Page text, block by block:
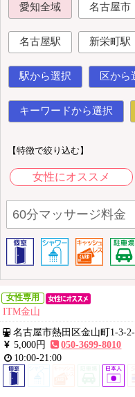
愛知全域 名古屋市
名古屋駅 新栄町駅
駅から選択 区から
キーワードから選択
【特徴で絞り込む】
女性にオススメ
女性専用
ITM金山
名古屋市熱田区金山町1-3-
5,000円
050-3699-8010
10:00-21:00